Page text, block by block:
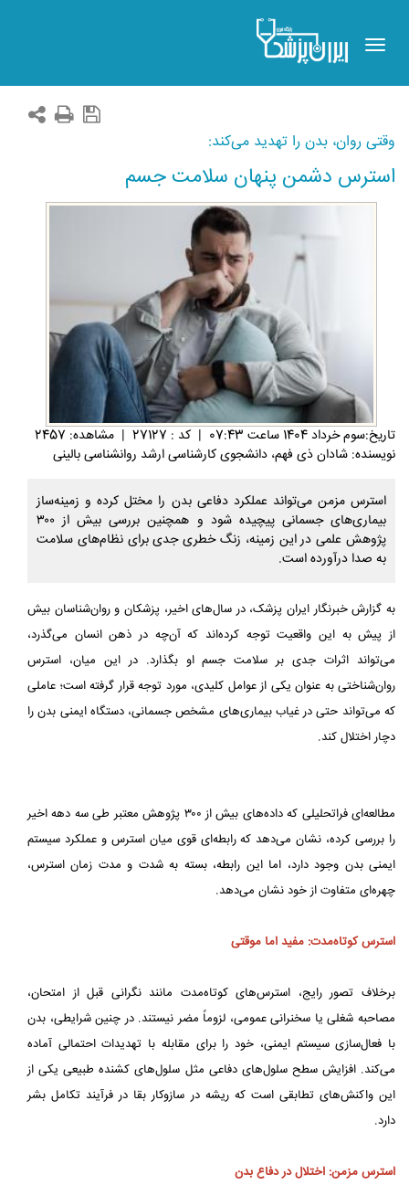
Toggle
navigation
وقتی روان، بدن را تهدید می‌کند:
استرس دشمن پنهان سلامت جسم
تاريخ:سوم خرداد 1404 ساعت 07:43 | کد : 27127 | مشاهده: 2457
نویسنده: شادان ذی فهم، دانشجوی کارشناسی ارشد روانشناسی بالینی
استرس مزمن می‌تواند عملکرد دفاعی بدن را مختل کرده و زمینه‌ساز
بیماری‌های جسمانی پیچیده شود و همچنین بررسی بیش از ۳۰۰
پژوهش علمی در این زمینه، زنگ خطری جدی برای نظام‌های سلامت
به صدا درآورده است.
به گزارش خبرنگار ایران پزشک، در سال‌های اخیر، پزشکان و روان‌شناسان بیش
از پیش به این واقعیت توجه کرده‌اند که آن‌چه در ذهن انسان می‌گذرد،
می‌تواند اثرات جدی بر سلامت جسم او بگذارد. در این میان، استرس
روان‌شناختی به‌ عنوان یکی از عوامل کلیدی، مورد توجه قرار گرفته است؛ عاملی
که می‌تواند حتی در غیاب بیماری‌های مشخص جسمانی، دستگاه ایمنی بدن را
دچار اختلال کند.
مطالعه‌ای فراتحلیلی که داده‌های بیش از ۳۰۰ پژوهش معتبر طی سه دهه اخیر
را بررسی کرده، نشان می‌دهد که رابطه‌ای قوی میان استرس و عملکرد سیستم
ایمنی بدن وجود دارد، اما این رابطه، بسته به شدت و مدت زمان استرس،
چهره‌ای متفاوت از خود نشان می‌دهد.
استرس کوتاه‌مدت: مفید اما موقتی
برخلاف تصور رایج، استرس‌های کوتاه‌مدت مانند نگرانی قبل از امتحان،
مصاحبه شغلی یا سخنرانی عمومی، لزوماً مضر نیستند. در چنین شرایطی، بدن
با فعال‌سازی سیستم ایمنی، خود را برای مقابله با تهدیدات احتمالی آماده
می‌کند. افزایش سطح سلول‌های دفاعی مثل سلول‌های کشنده طبیعی یکی از
این واکنش‌های تطابقی است که ریشه در سازوکار بقا در فرآیند تکامل بشر
دارد.
استرس مزمن: اختلال در دفاع بدن